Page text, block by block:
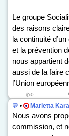
Le groupe
des raisons
la continuité
et la prévention
nous appartient
aussi de la faire
l’Union
👍0
💬 • Marietta
Nous avons
commission, et